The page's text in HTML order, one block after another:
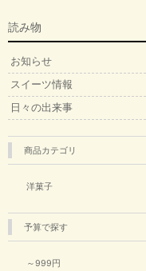
読み物
お知らせ
スイーツ情報
日々の出来事
商品カテゴリ
洋菓子
予算で探す
～999円